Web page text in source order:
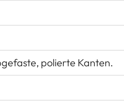
polierte Kanten.